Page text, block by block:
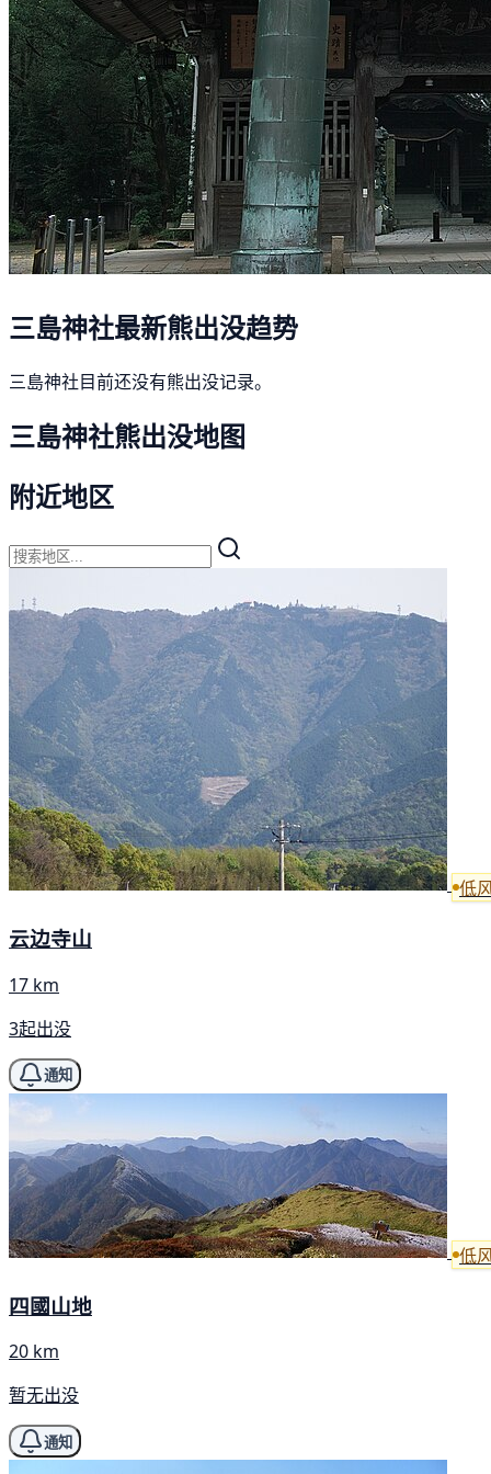
三島神社最新熊出没趋势
三島神社目前还没有熊出没记录。
三島神社熊出没地图
附近地区
低
云边寺山
17 km
3起出没
通知
低
四國山地
20 km
暂无出没
通知